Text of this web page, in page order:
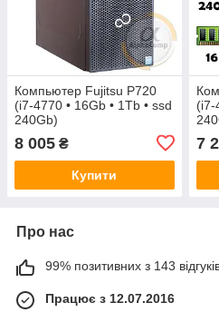
Компьютер Fujitsu P720
(i7-4770 • 16Gb • 1Tb • ssd
240Gb)
8 005 ₴
Купити
(i7-
7
Про нас
99% позитивних з 143
Працює з 12.07.2016